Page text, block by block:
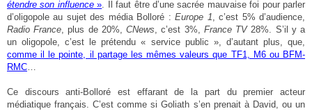
étendre son influence». Il faut être d’une sacrée mauvaise foi pour parler
d’oligopole au sujet des média Bolloré :Europe 1, c’est 5% d’audience,
Radio France, plus de 20%,CNews, c’est 3%, France TV28%. S’il y a
un oligopole, c’est le prétendu « service public », d’autant plus, que,
comme il le pointe, il partage les mêmes valeurs que TF1, M6 ou BFM-
RMC…
Ce discours anti-Bolloré est effarant de la part du premier acteur
médiatique français. C’est comme si Goliath s’en prenait à David, ou un